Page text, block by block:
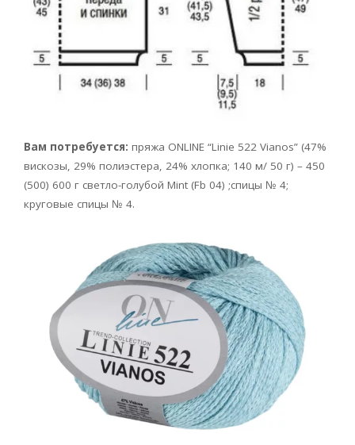
Вам потребуется: пряжа ONLINE “Linie 522 Vianos” (47%
вискозы, 29% полиэстера, 24% хлопка; 140 м/ 50 г) – 450
(500) 600 г светло-голубой Mint (Fb 04) ;спицы № 4;
круговые спицы № 4.